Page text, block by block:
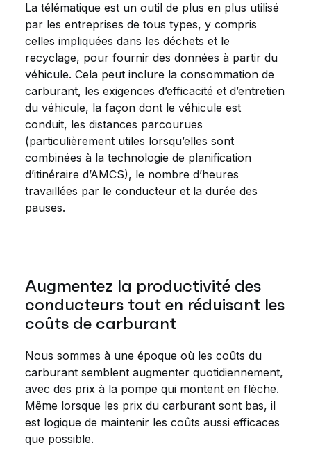
La télématique est un outil de plus en plus utilisé
par les entreprises de tous types, y compris
celles impliquées dans les déchets et le
recyclage, pour fournir des données à partir du
véhicule. Cela peut inclure la consommation de
carburant, les exigences d’efficacité et d’entretien
du véhicule, la façon dont le véhicule est
conduit, les distances parcourues
(particulièrement utiles lorsqu’elles sont
combinées à la technologie de planification
d’itinéraire d’AMCS), le nombre d’heures
travaillées par le conducteur et la durée des
pauses.
Augmentez la productivité des
conducteurs tout en réduisant les
coûts de carburant
Nous sommes à une époque où les coûts du
carburant semblent augmenter quotidiennement,
avec des prix à la pompe qui montent en flèche.
Même lorsque les prix du carburant sont bas, il
est logique de maintenir les coûts aussi efficaces
que possible.